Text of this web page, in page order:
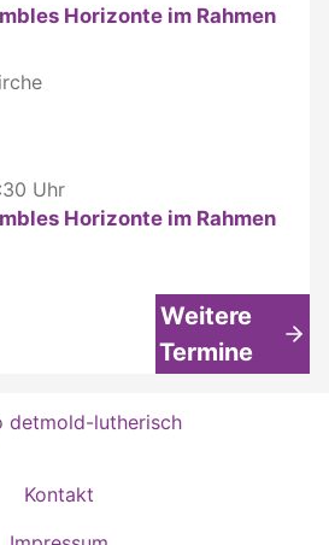
Horizonte im Rahmen
Uhr
Horizonte im Rahmen
Weitere
Termine
Kontakt